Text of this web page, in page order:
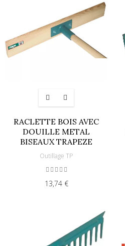
RACLETTE BOIS AVEC
DOUILLE METAL
BISEAUX TRAPEZE
Outillage TP
13,74 €